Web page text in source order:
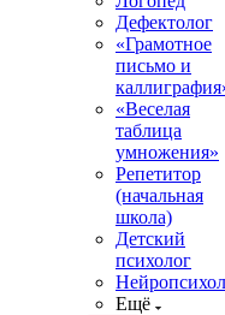
Дефектолог
«Грамотное
письмо и
«Веселая
таблица
умножения»
Репетитор
(начальная
школа)
Детский
психолог
Ещё